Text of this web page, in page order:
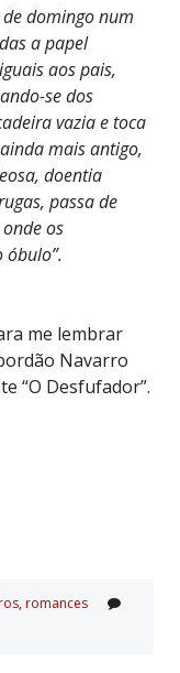
domingo num
a papel
aos pais,
se dos
vazia e toca
mais antigo,
doentia
passa de
os
óbulo”.
me lembrar
Navarro
“O Desfufador”.
, romances